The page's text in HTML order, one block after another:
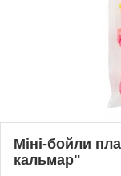
Міні-бойли
кальмар"